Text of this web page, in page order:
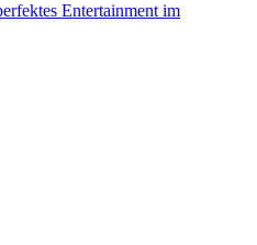
Entertainment im